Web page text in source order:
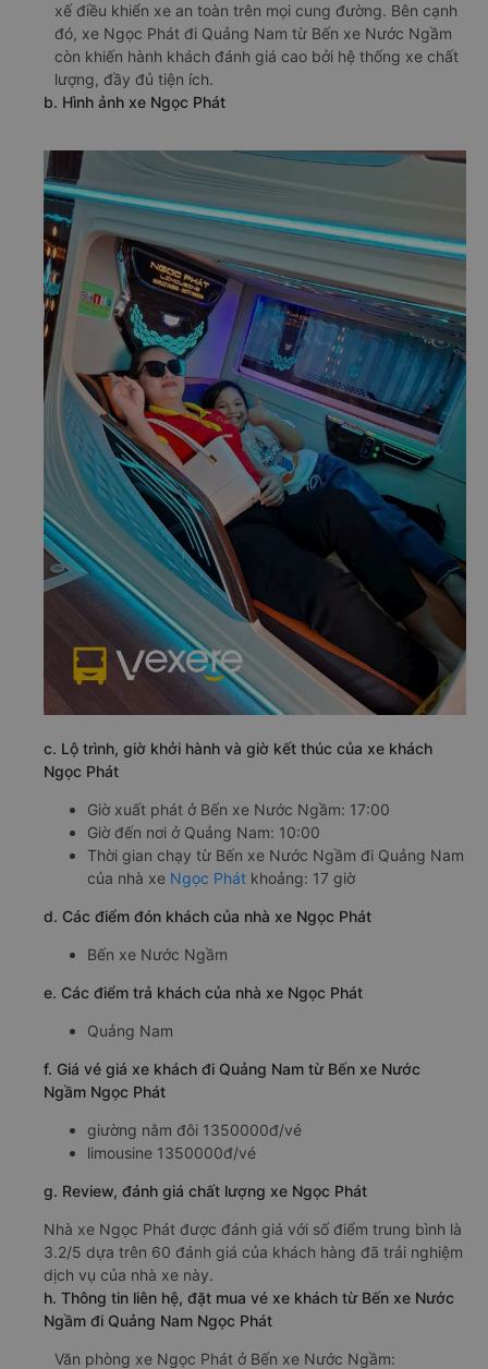
xế điều khiển xe an toàn trên mọi cung đường. Bên cạnh
đó, xe Ngọc Phát đi Quảng Nam từ Bến xe Nước Ngầm
còn khiến hành khách đánh giá cao bởi hệ thống xe chất
lượng, đầy đủ tiện ích.
b. Hình ảnh xe Ngọc Phát
c. Lộ trình, giờ khởi hành và giờ kết thúc của xe khách
Ngọc Phát
Giờ xuất phát ở Bến xe Nước Ngầm: 17:00
Giờ đến nơi ở Quảng Nam: 10:00
Thời gian chạy từ Bến xe Nước Ngầm đi Quảng Nam
của nhà xe Ngọc Phát khoảng: 17 giờ
d. Các điểm đón khách của nhà xe Ngọc Phát
Bến xe Nước Ngầm
e. Các điểm trả khách của nhà xe Ngọc Phát
Quảng Nam
f. Giá vé giá xe khách đi Quảng Nam từ Bến xe Nước
Ngầm Ngọc Phát
giường nằm đôi 1350000đ/vé
limousine 1350000đ/vé
g. Review, đánh giá chất lượng xe Ngọc Phát
Nhà xe Ngọc Phát được đánh giá với số điểm trung bình là
3.2/5 dựa trên 60 đánh giá của khách hàng đã trải nghiệm
dịch vụ của nhà xe này.
h. Thông tin liên hệ, đặt mua vé xe khách từ Bến xe Nước
Ngầm đi Quảng Nam Ngọc Phát
Văn phòng xe Ngọc Phát ở Bến xe Nước Ngầm: